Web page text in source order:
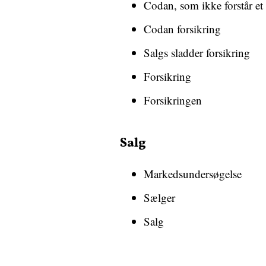
Codan, som ikke forstår et
Codan forsikring
Salgs sladder forsikring
Forsikring
Forsikringen
Salg
Markedsundersøgelse
Sælger
Salg